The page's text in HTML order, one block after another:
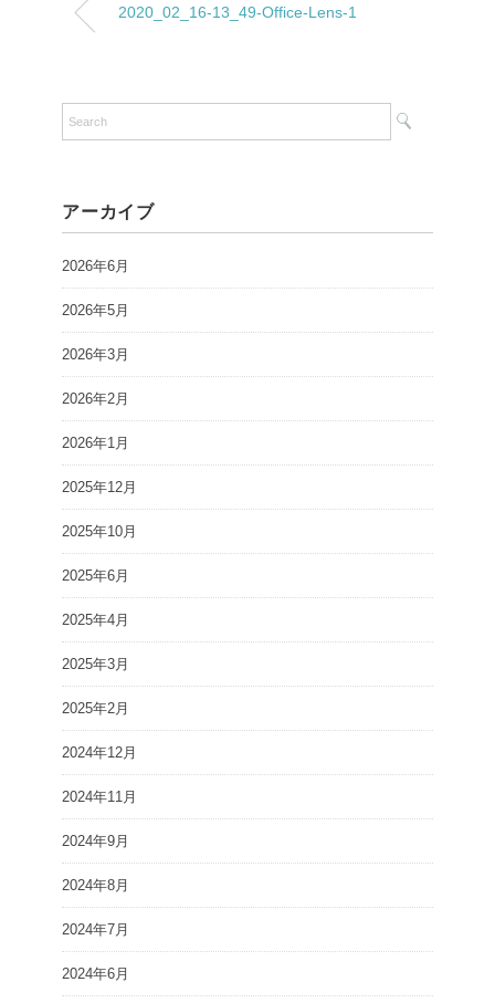
2020_02_16-13_49-Office-Lens-1
アーカイブ
2026年6月
2026年5月
2026年3月
2026年2月
2026年1月
2025年12月
2025年10月
2025年6月
2025年4月
2025年3月
2025年2月
2024年12月
2024年11月
2024年9月
2024年8月
2024年7月
2024年6月